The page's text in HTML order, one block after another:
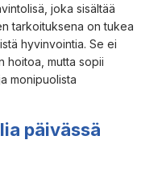
joka sisältää
tarkoituksena on tukea
hyvinvointia. Se ei
hoitoa, mutta sopii
monipuolista
päivässä